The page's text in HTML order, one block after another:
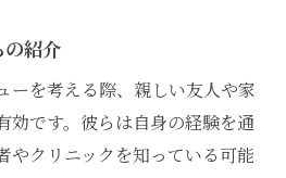
紹介
ーを考える際、親しい友人や家
効です。彼らは自身の経験を通
やクリニックを知っている可能